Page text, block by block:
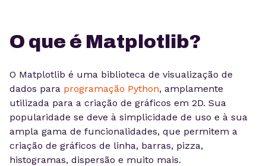
O que é Matplotlib?
O Matplotlib é uma biblioteca de visualização de
dados para programação Python, amplamente
utilizada para a criação de gráficos em 2D. Sua
popularidade se deve à simplicidade de uso e à sua
ampla gama de funcionalidades, que permitem a
criação de gráficos de linha, barras, pizza,
histogramas, dispersão e muito mais.